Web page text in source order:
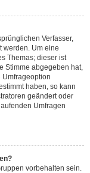
Verfasser,
werden. Um eine
Themas; dieser ist
Stimme abgegeben hat,
haben, so kann
geändert oder
Umfragen
vorbehalten sein.